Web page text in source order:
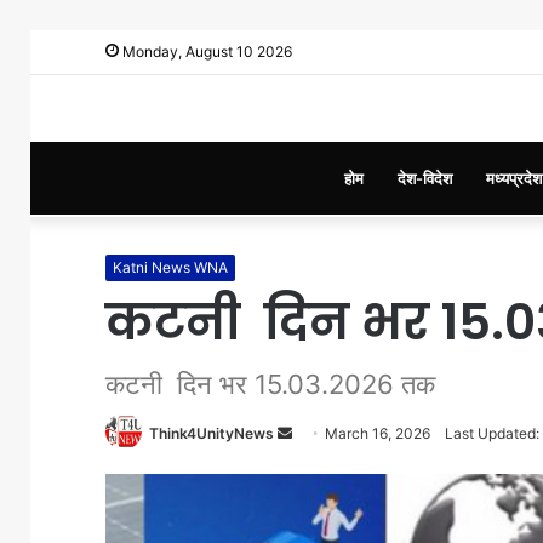
Monday, August 10 2026
होम देश-विदेश मध्यप्रदेश
Katni News WNA
कटनी दिन भर
कटनी दिन भर 15.03.2026 तक
Think4UnityNews March 16, 2026 Last